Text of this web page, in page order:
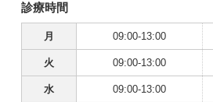
診療時間
月 09:00-13:00
火 09:00-13:00
水 09:00-13:00